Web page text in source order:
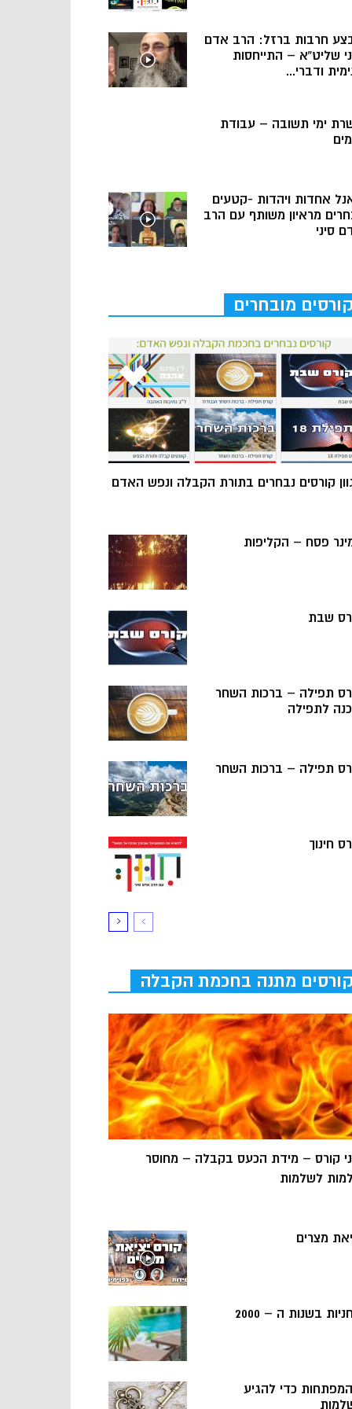
חרבות ברזל: הרב אדם
שליט”א – התייחסות
ודברי...
ימי תשובה – עבודת
אחדות ויהדות -קטעים
מראיון משותף עם הרב
סיני
קורסים מובחרים
קורסים נבחרים בתורת הקבלה ונפש האדם
פסח – הקליפות
שבת
תפילה – ברכות השחר
לתפילה
תפילה – ברכות השחר
חינוך
קורסים מתנה בחכמת הקבלה
קורס – מידת הכעס בקבלה – מחוסר
לשלמות
מצרים
בשנות ה – 2000
5 המפתחות כדי להגיע